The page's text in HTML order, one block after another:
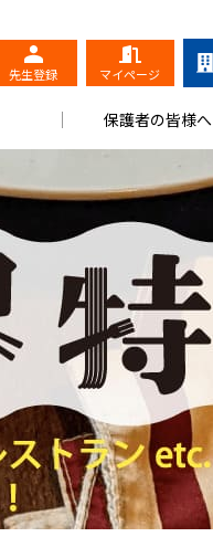
先生登録 マイページ
保護者の皆様へ